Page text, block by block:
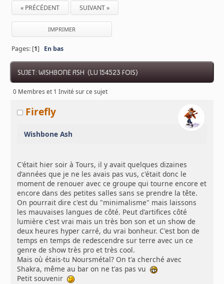
« PRÉCÉDENT SUIVANT »
IMPRIMER
Pages: [1] En bas
SUJET: WISHBONE ASH (LU 154523 FOIS)
0 Membres et 1 Invité sur ce sujet
Firefly
Wishbone Ash
C'était hier soir à Tours, il y avait quelques dizaines
d'années que je ne les avais pas vus, c'était donc le
moment de renouer avec ce groupe qui tourne encore et
encore dans des petites salles sans se prendre la tête.
On pourrait dire c'est du "minimalisme" mais laissons
les mauvaises langues de côté. Peut d'artifices côté
lumière c'est vrai mais un très bon son et un show de
deux heures hyper carré, du vrai bonheur. C'est bon de
temps en temps de redescendre sur terre avec un ce
genre de show très pro et très cool.
Mais où étais-tu Noursmétal? On t'a cherché avec
Shakra, même au bar on ne t'as pas vu
Petit souvenir